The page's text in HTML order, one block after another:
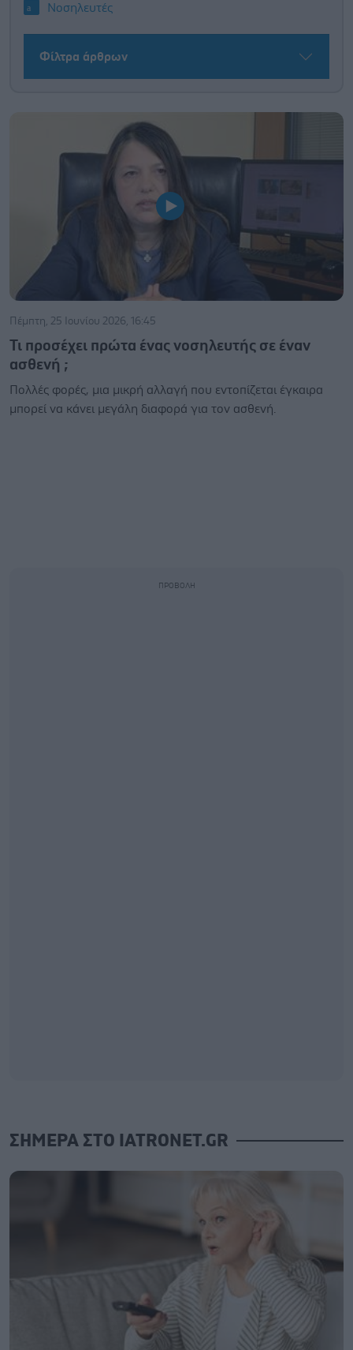
Νοσηλευτές
Φίλτρα άρθρων
Πέμπτη, 25 Ιουνίου 2026, 16:45
Τι προσέχει πρώτα ένας νοσηλευτής σε έναν
ασθενή ;
Πολλές φορές, μια μικρή αλλαγή που εντοπίζεται έγκαιρα
μπορεί να κάνει μεγάλη διαφορά για τον ασθενή.
ΣΗΜΕΡΑ ΣΤΟ IATRONET.GR